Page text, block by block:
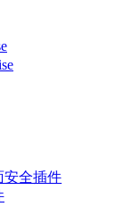
安全插件